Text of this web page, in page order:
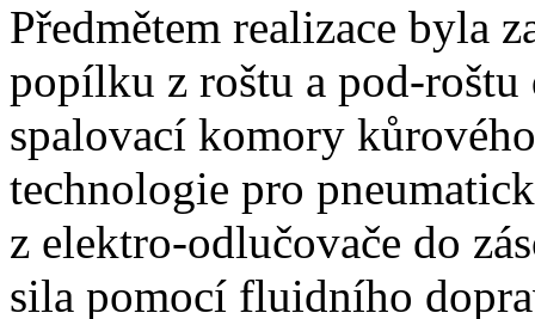
Předmětem realizace byla
popílku z roštu a pod-
spalovací komory
technologie pro
z elektro-odlučovače do
sila pomocí fluidního